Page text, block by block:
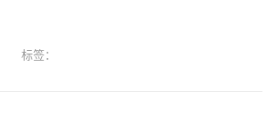
标签：